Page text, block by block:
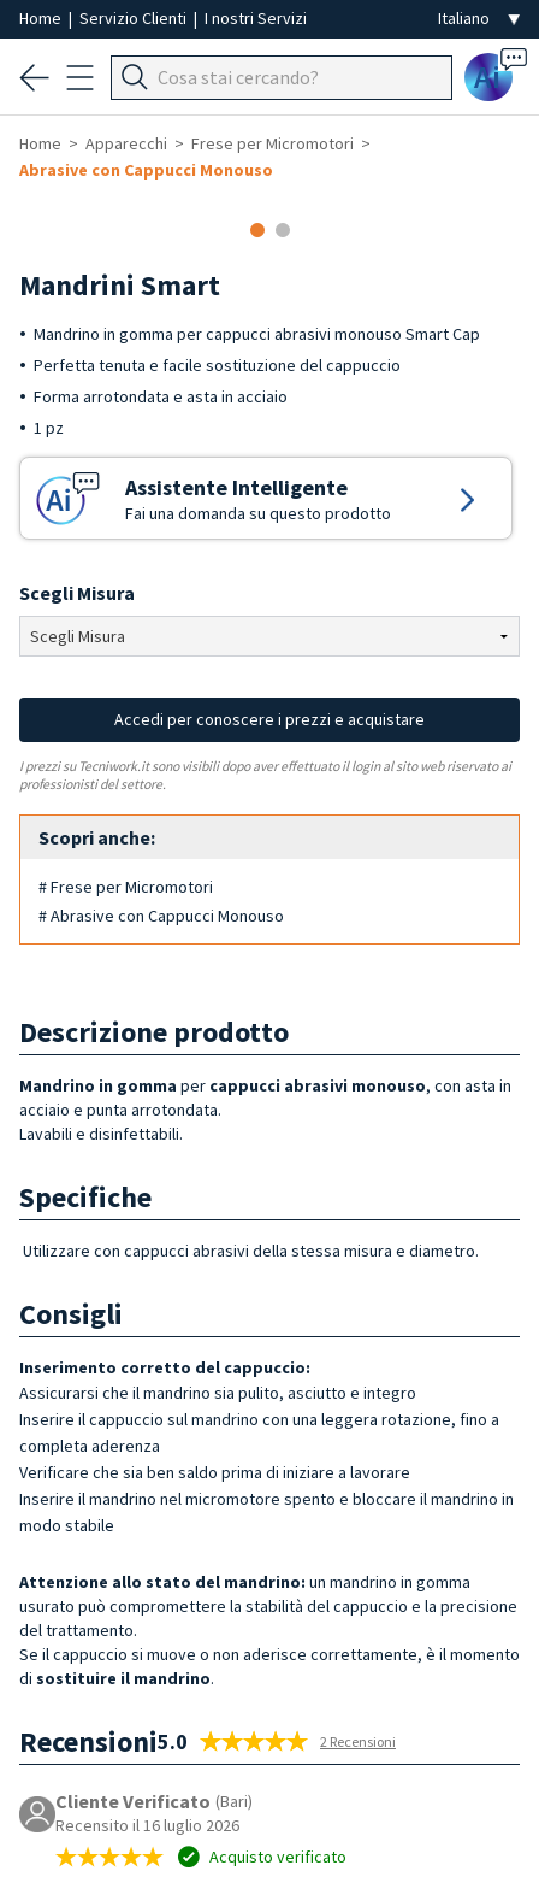
Home | Servizio Clienti | I nostri Servizi
Ai
Home Apparecchi
Frese per Micromotori
Abrasive con Cappucci Monouso
Mandrini Smart
Mandrino in gomma per cappucci abrasivi monouso Smart Cap
Perfetta tenuta e facile sostituzione del cappuccio
Forma arrotondata e asta in acciaio
1 pz
Assistente Intelligente
Fai una domanda su questo prodotto
Scegli Misura
Accedi per conoscere i prezzi e acquistare
I prezzi su Tecniwork.it sono visibili dopo aver effettuato il login al sito web riservato ai
professionisti del settore.
Scopri anche:
# Frese per Micromotori
# Abrasive con Cappucci Monouso
Descrizione prodotto
Mandrino in gomma per cappucci abrasivi monouso, con asta in
acciaio e punta arrotondata.
Lavabili e disinfettabili.
Specifiche
Utilizzare con cappucci abrasivi della stessa misura e diametro.
Consigli
Inserimento corretto del cappuccio:
Assicurarsi che il mandrino sia pulito, asciutto e integro
Inserire il cappuccio sul mandrino con una leggera rotazione, fino a
completa aderenza
Verificare che sia ben saldo prima di iniziare a lavorare
Inserire il mandrino nel micromotore spento e bloccare il mandrino in
modo stabile
Attenzione allo stato del mandrino: un mandrino in gomma
usurato può compromettere la stabilità del cappuccio e la precisione
del trattamento.
Se il cappuccio si muove o non aderisce correttamente, è il momento
di sostituire il mandrino.
Recensioni5.0 2 Recensioni
Cliente Verificato (Bari)
Recensito il 16 luglio 2026
Acquisto verificato